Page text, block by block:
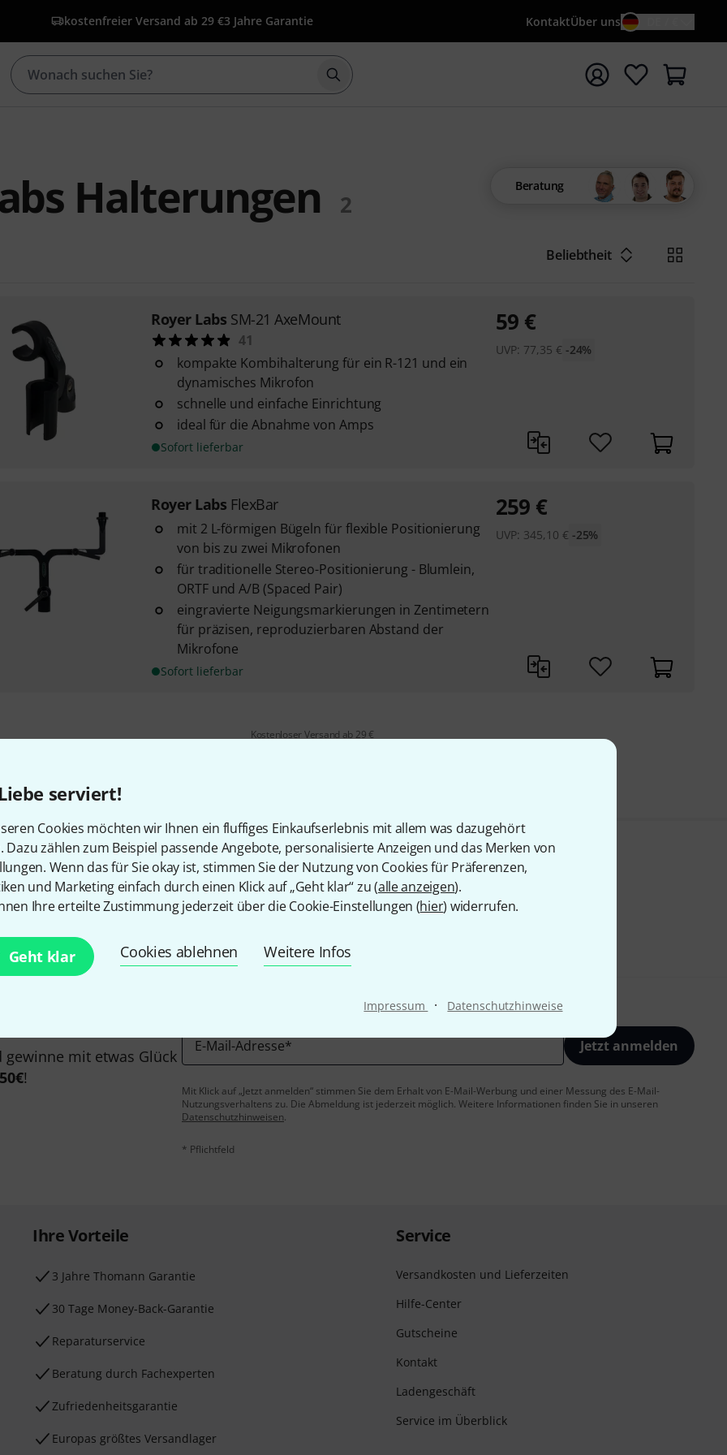
serviert!
Cookies möchten wir Ihnen ein fluffiges Einkaufserlebnis mit allem was dazugehört
Dazu zählen zum Beispiel passende Angebote, personalisierte Anzeigen und das Merken von
Wenn das für Sie okay ist, stimmen Sie der Nutzung von Cookies für Präferenzen,
und Marketing einfach durch einen Klick auf „Geht klar“ zu (alle anzeigen).
Ihre erteilte Zustimmung jederzeit über die Cookie-Einstellungen (hier) widerrufen.
Geht klar Cookies ablehnen Weitere Infos
Impressum · Datenschutzhinweise
kostenfreier Versand ab 29 €3 Jahre Garantie KontaktÜber uns
Suche mit Suchwort {searchTerm} starten
Halterungen 2
Beratung
Beliebtheit
Royer Labs SM-21 AxeMount
41
kompakte Kombihalterung für ein R-121 und ein
dynamisches Mikrofon
schnelle und einfache Einrichtung
ideal für die Abnahme von Amps
Sofort lieferbar
59 €
UVP: 77,35 € -24%
Royer Labs FlexBar
mit 2 L-förmigen Bügeln für flexible Positionierung
von bis zu zwei Mikrofonen
für traditionelle Stereo-Positionierung - Blumlein,
ORTF und A/B (Spaced Pair)
eingravierte Neigungsmarkierungen in Zentimetern
für präzisen, reproduzierbaren Abstand der
Mikrofone
Sofort lieferbar
259 €
UVP: 345,10 € -25%
Kostenloser Versand ab 29 €
Gefällt Ihnen, was Sie sehen?
Teilen Hilfe & Feedback
mit etwas Glück
50€!
E-Mail-Adresse* Jetzt anmelden
Mit Klick auf „Jetzt anmelden“ stimmen Sie dem Erhalt von E-Mail-Werbung und einer Messung des E-Mail-
Nutzungsverhaltens zu. Die Abmeldung ist jederzeit möglich. Weitere Informationen finden Sie in unseren
Datenschutzhinweisen.
* Pflichtfeld
Ihre Vorteile
3 Jahre Thomann Garantie
30 Tage Money-Back-Garantie
Reparaturservice
Beratung durch Fachexperten
Zufriedenheitsgarantie
Europas größtes Versandlager
Service
Versandkosten und Lieferzeiten
Hilfe-Center
Gutscheine
Kontakt
Ladengeschäft
Service im Überblick